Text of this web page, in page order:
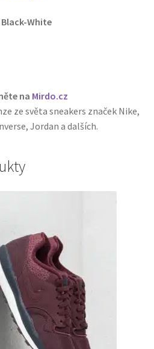
Black-White
na Mirdo.cz
ze světa sneakers značek Nike,
Jordan a dalších.